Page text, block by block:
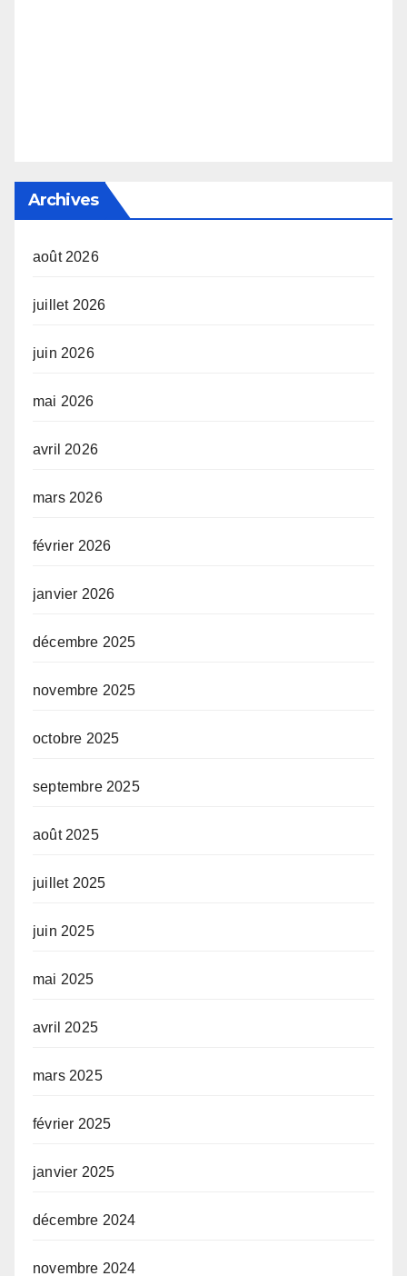
Archives
août 2026
juillet 2026
juin 2026
mai 2026
avril 2026
mars 2026
février 2026
janvier 2026
décembre 2025
novembre 2025
octobre 2025
septembre 2025
août 2025
juillet 2025
juin 2025
mai 2025
avril 2025
mars 2025
février 2025
janvier 2025
décembre 2024
novembre 2024